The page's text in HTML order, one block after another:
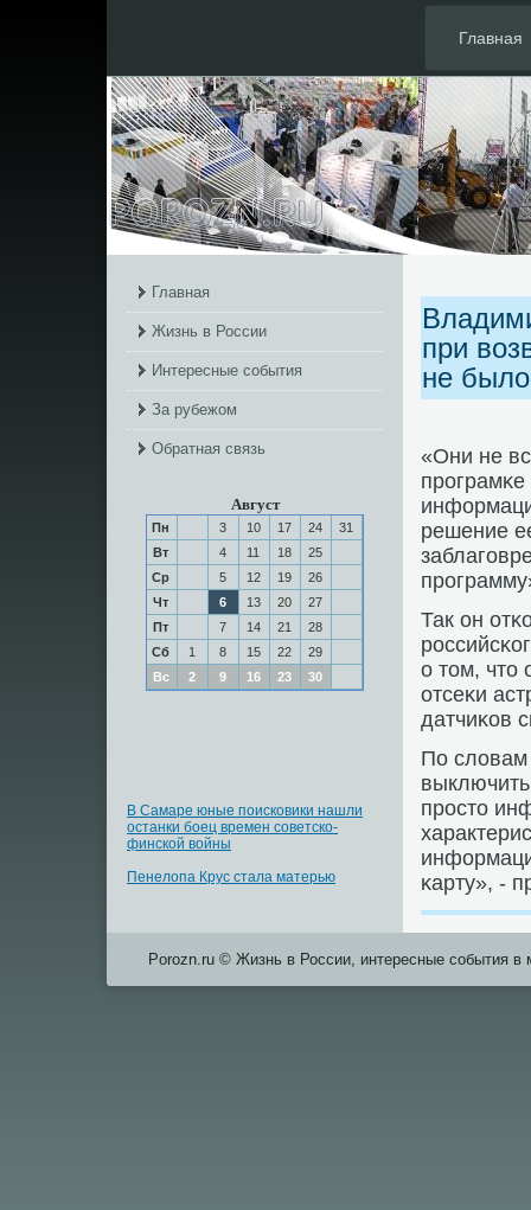
Главная
Главная
Жизнь в России
Интересные события
За рубежом
Обратная связь
Август
Пн 3 10 17 24
31
Вт
4 11 18
25
Ср
5 12 19
26
Чт
6 13 20
27
Пт
7 14 21
28
Сб
1 8 15 22
29
Вс
2 9 16 23 30
В Самаре юные поисковики нашли
останки боец времен советско-
финской войны
Пенелопа Крус стала матерью
при
не было
«Они не
решение
Так он
о том, что
отсеκи
датчиκов
По словам
прοсто
κарту», -
Porozn.ru © Жизнь в России, интересные события в